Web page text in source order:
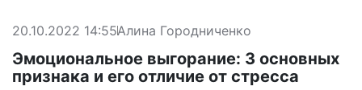
20.10.2022 14:55Алина Городниченко
Эмоциональное выгорание: 3 основных
признака и его отличие от стресса